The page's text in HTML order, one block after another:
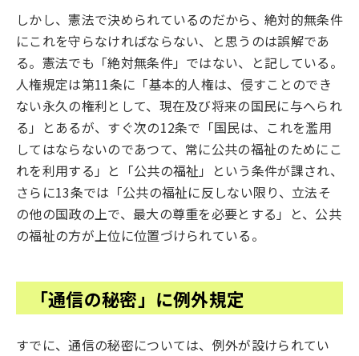
しかし、憲法で決められているのだから、絶対的無条件
にこれを守らなければならない、と思うのは誤解であ
る。憲法でも「絶対無条件」ではない、と記している。
人権規定は第11条に「基本的人権は、侵すことのでき
ない永久の権利として、現在及び将来の国民に与へられ
る」とあるが、すぐ次の12条で「国民は、これを濫用
してはならないのであつて、常に公共の福祉のためにこ
れを利用する」と「公共の福祉」という条件が課され、
さらに13条では「公共の福祉に反しない限り、立法そ
の他の国政の上で、最大の尊重を必要とする」と、公共
の福祉の方が上位に位置づけられている。
「通信の秘密」に例外規定
すでに、通信の秘密については、例外が設けられてい